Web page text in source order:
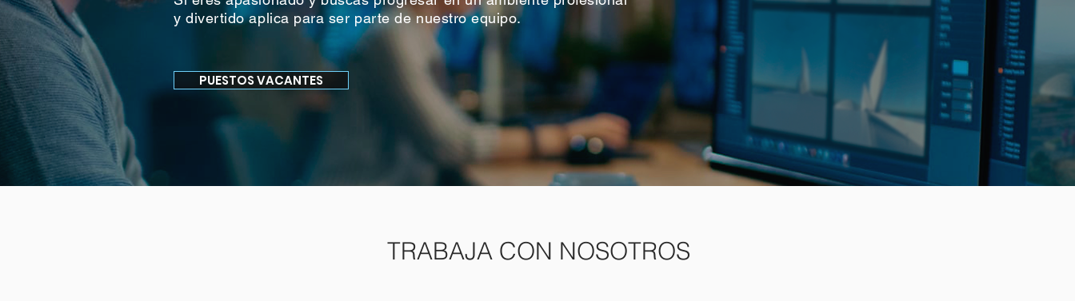
y divertido aplica para ser parte de nuestro equipo.
PUESTOS VACANTES
TRABAJA CON NOSOTROS